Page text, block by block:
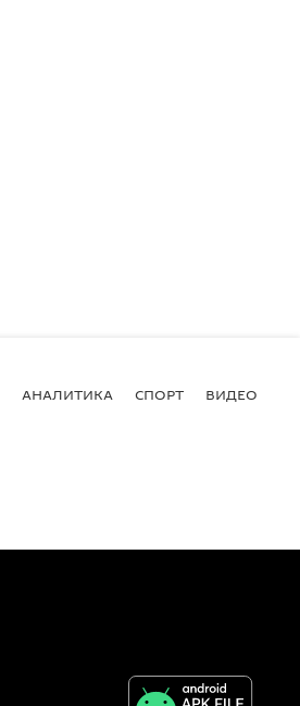
АНАЛИТИКА СПОРТ ВИДЕО